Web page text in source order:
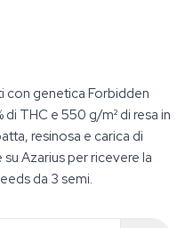
con genetica Forbidden
THC e 550 g/m² di resa in
resinosa e carica di
Azarius per ricevere la
da 3 semi.